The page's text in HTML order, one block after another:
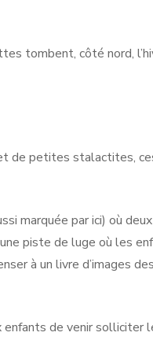
tombent, côté nord,
de petites stalactites,
marquée par ici) où deux
piste de luge où les
à un livre d’images des
de venir solliciter